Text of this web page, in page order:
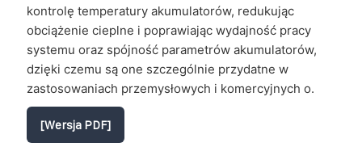
kontrolę temperatury akumulatorów, redukując
obciążenie cieplne i poprawiając wydajność pracy
systemu oraz spójność parametrów akumulatorów,
dzięki czemu są one szczególnie przydatne w
zastosowaniach przemysłowych i komercyjnych o.
[Wersja PDF]